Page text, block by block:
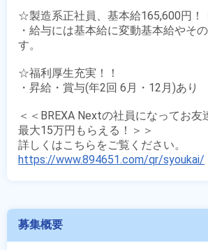
☆製造系正社員、基本給165,600円！
・給与には基本給に変動基本給やそ
す。
☆福利厚生充実！！
・昇給・賞与(年2回 6月・12月)あり
＜＜BREXA Nextの社員になってお友
最大15万円もらえる！＞＞
https://www.894651.com/qr/syoukai/
募集概要